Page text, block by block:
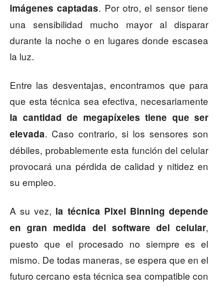
imágenes captadas. Por otro, el sensor tiene
una sensibilidad mucho mayor al disparar
durante la noche o en lugares donde escasea
la luz.
Entre las desventajas, encontramos que para
que esta técnica sea efectiva, necesariamente
la cantidad de megapíxeles tiene que ser
elevada. Caso contrario, si los sensores son
débiles, probablemente esta función del celular
provocará una pérdida de calidad y nitidez en
su empleo.
A su vez, la técnica Pixel Binning depende
en gran medida del software del celular,
puesto que el procesado no siempre es el
mismo. De todas maneras, se espera que en el
futuro cercano esta técnica sea compatible con